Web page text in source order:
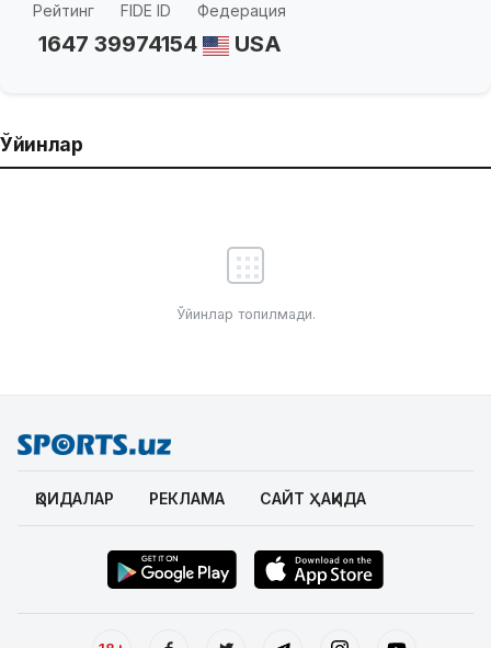
Рейтинг
1647
FIDE ID
39974154
Федерация
USA
Ўйинлар
Ўйинлар топилмади.
ҚОИДАЛАР РЕКЛАМА САЙТ ҲАҚИДА